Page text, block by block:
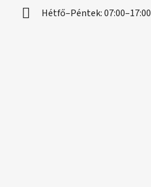
Hétfő–Péntek: 07:00–17:00